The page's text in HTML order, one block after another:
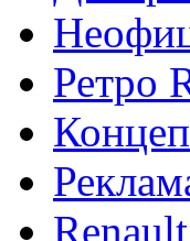
Ретро